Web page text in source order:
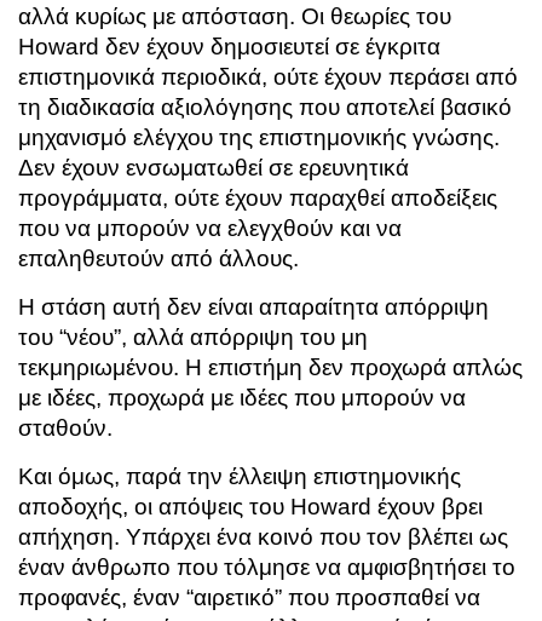
αλλά κυρίως με απόσταση. Οι θεωρίες του
Howard δεν έχουν δημοσιευτεί σε έγκριτα
επιστημονικά περιοδικά, ούτε έχουν περάσει από
τη διαδικασία αξιολόγησης που αποτελεί βασικό
μηχανισμό ελέγχου της επιστημονικής γνώσης.
Δεν έχουν ενσωματωθεί σε ερευνητικά
προγράμματα, ούτε έχουν παραχθεί αποδείξεις
που να μπορούν να ελεγχθούν και να
επαληθευτούν από άλλους.
Η στάση αυτή δεν είναι απαραίτητα απόρριψη
του “νέου”, αλλά απόρριψη του μη
τεκμηριωμένου. Η επιστήμη δεν προχωρά απλώς
με ιδέες, προχωρά με ιδέες που μπορούν να
σταθούν.
Και όμως, παρά την έλλειψη επιστημονικής
αποδοχής, οι απόψεις του Howard έχουν βρει
απήχηση. Υπάρχει ένα κοινό που τον βλέπει ως
έναν άνθρωπο που τόλμησε να αμφισβητήσει το
προφανές, έναν “αιρετικό” που προσπαθεί να